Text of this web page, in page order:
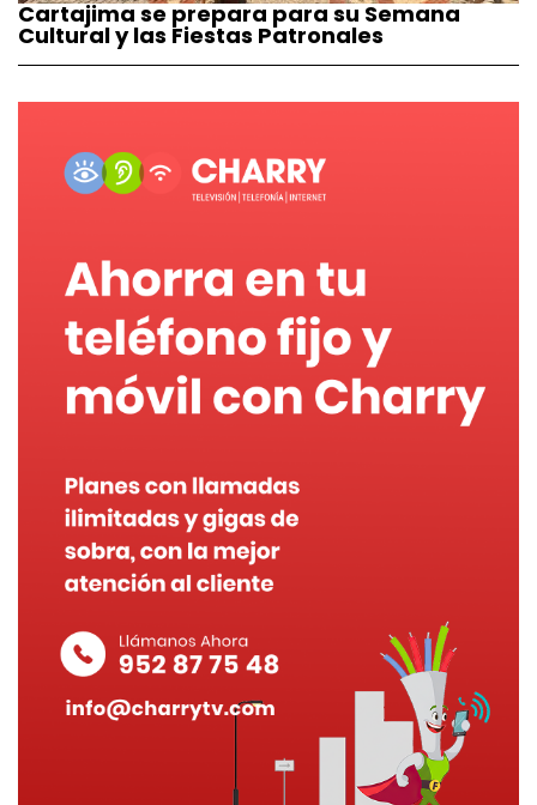
Cartajima se prepara para su Semana
Cultural y las Fiestas Patronales